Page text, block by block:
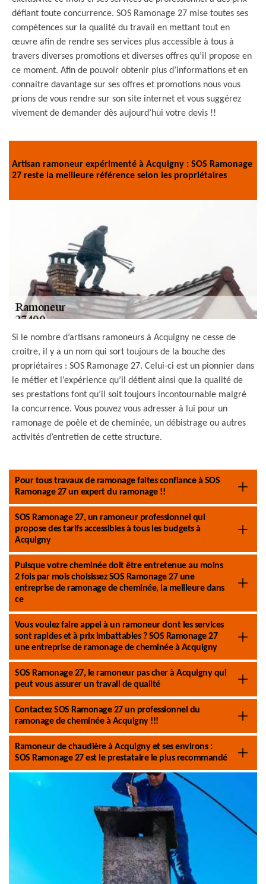
défiant toute concurrence. SOS Ramonage 27 mise toutes ses
compétences sur la qualité du travail en mettant tout en
œuvre afin de rendre ses services plus accessible à tous à
travers diverses promotions et diverses offres qu’il propose en
ce moment. Afin de pouvoir obtenir plus d’informations et en
connaitre davantage sur ses offres et promotions nous vous
prions de vous rendre sur son site internet et vous suggérez
vivement de demander dès aujourd’hui votre devis !!
Artisan ramoneur expérimenté à Acquigny : SOS Ramonage
27 reste la meilleure référence selon les propriétaires
Si le nombre d’artisans ramoneurs à Acquigny ne cesse de
croitre, il y a un nom qui sort toujours de la bouche des
propriétaires : SOS Ramonage 27. Celui-ci est un pionnier dans
le métier et l’expérience qu’il détient ainsi que la qualité de
ses prestations font qu’il soit toujours incontournable malgré
la concurrence. Vous pouvez vous adresser à lui pour un
ramonage de poêle et de cheminée, un débistrage ou autres
activités d’entretien de cette structure.
Pour tous travaux de ramonage faites confiance à SOS
Ramonage 27 un expert du ramonage !!
SOS Ramonage 27, un ramoneur professionnel qui
propose des tarifs accessibles à tous les budgets à
Acquigny
Puisque votre cheminée doit être entretenue au moins
2 fois par mois choisissez SOS Ramonage 27 une
entreprise de ramonage de cheminée, la meilleure dans
ce
Vous voulez faire appel à un ramoneur dont les services
sont rapides et à prix imbattables ? SOS Ramonage 27
une entreprise de ramonage de cheminée à Acquigny
SOS Ramonage 27, le ramoneur pas cher à Acquigny qui
peut vous assurer un travail de qualité
Contactez SOS Ramonage 27 un professionnel du
ramonage de cheminée à Acquigny !!!
Ramoneur de chaudière à Acquigny et ses environs :
SOS Ramonage 27 est le prestataire le plus recommandé